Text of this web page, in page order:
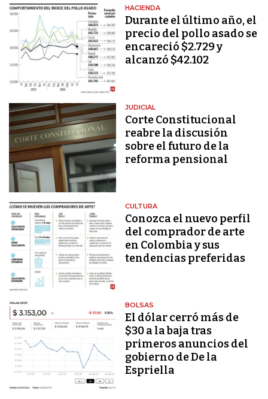
HACIENDA
Durante el último año, el
precio del pollo asado se
encareció $2.729 y
alcanzó $42.102
JUDICIAL
Corte Constitucional
reabre la discusión
sobre el futuro de la
reforma pensional
CULTURA
Conozca el nuevo perfil
del comprador de arte
en Colombia y sus
tendencias preferidas
BOLSAS
El dólar cerró más de
$30 a la baja tras
primeros anuncios del
gobierno de De la
Espriella